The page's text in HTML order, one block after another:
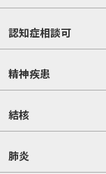
認知症相談可
精神疾患
結核
肺炎